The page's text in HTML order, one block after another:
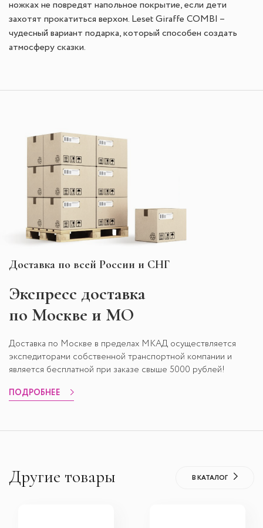
ножках не повредят напольное покрытие, если дети
захотят прокатиться верхом. Leset Giraffe COMBI –
чудесный вариант подарка, который способен создать
атмосферу сказки.
Доставка по всей России и СНГ
Экспресс доставка
по Москве и МО
Доставка по Москве в пределах МКАД осуществляется
экспедиторами собственной транспортной компании и
является бесплатной при заказе свыше 5000 рублей!
ПОДРОБНЕЕ
Другие товары В КАТАЛОГ